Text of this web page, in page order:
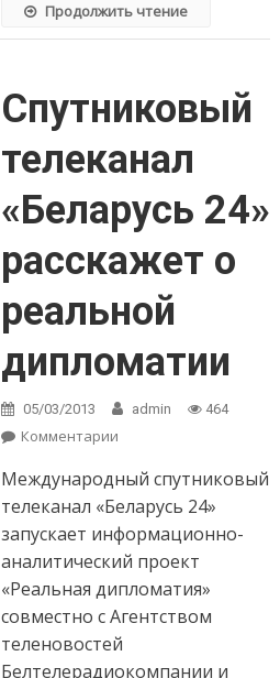
Продолжить чтение
Спутниковый
телеканал
«Беларусь 24»
расскажет о
реальной
дипломатии
05/03/2013 admin 464
Комментарии
«Беларусь 24»
расскажет о
реальной
дипломатии
Международный спутниковый
телеканал «Беларусь 24»
запускает информационно-
аналитический проект
«Реальная дипломатия»
совместно с Агентством
теленовостей
Белтелерадиокомпании и